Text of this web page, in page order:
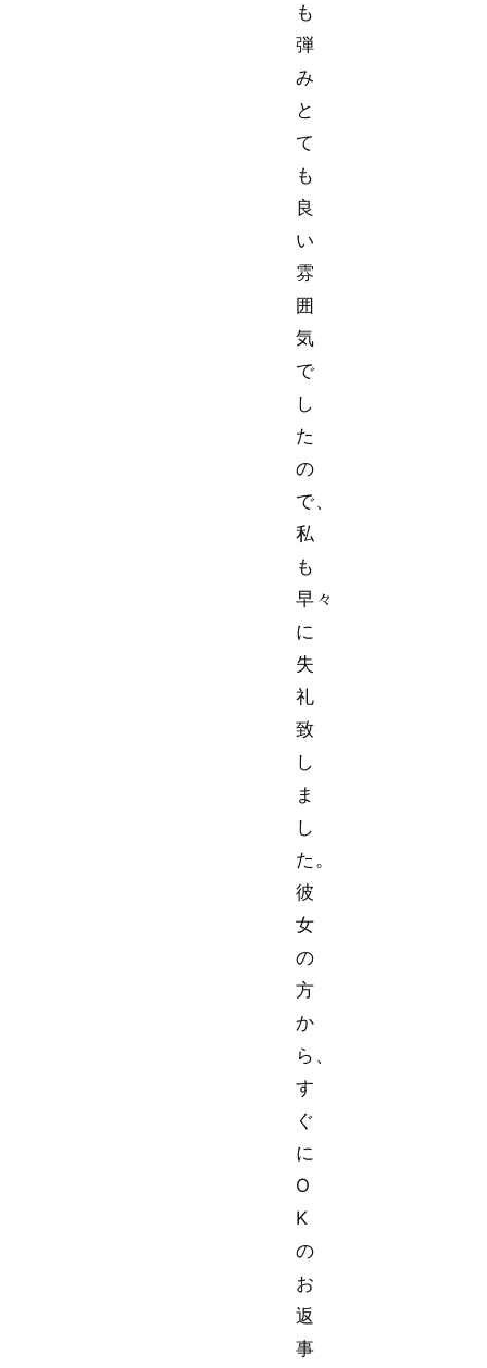
も
弾
み
と
て
も
良
い
雰
囲
気
で
し
た
の
で、
私
も
早々
に
失
礼
致
し
ま
し
た。
彼
女
の
方
か
ら、
す
ぐ
に
O
K
の
お
返
事